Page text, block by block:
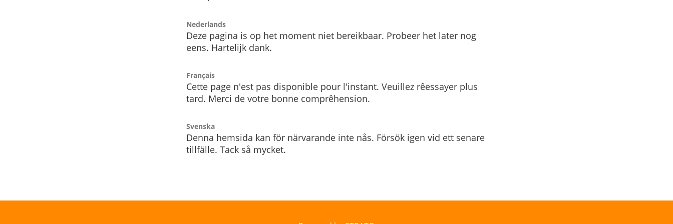
Nederlands
Deze pagina is op het moment niet bereikbaar. Probeer het later nog
eens. Hartelijk dank.
Français
Cette page n'est pas disponible pour l'instant. Veuillez rêessayer plus
tard. Merci de votre bonne comprêhension.
Svenska
Denna hemsida kan för närvarande inte nås. Försök igen vid ett senare
tillfälle. Tack så mycket.